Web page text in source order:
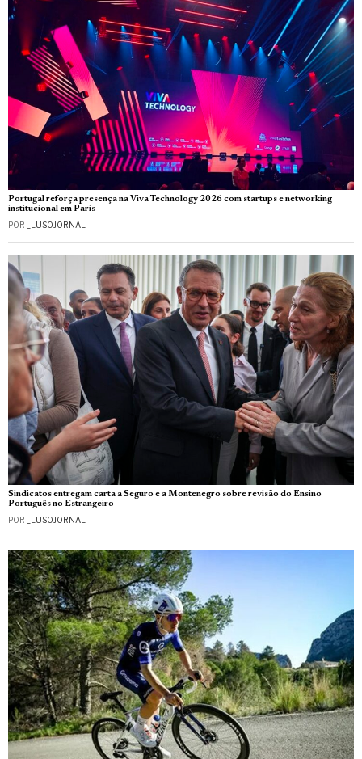
Portugal reforça presença na Viva Technology 2026 com startups e networking
institucional em Paris
POR _LUSOJORNAL
Sindicatos entregam carta a Seguro e a Montenegro sobre revisão do Ensino
Português no Estrangeiro
POR _LUSOJORNAL